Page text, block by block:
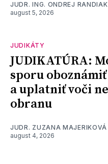
JUDR. ING. ONDREJ RANDIAK
august 5, 2026
JUDIKÁTY
JUDIKATÚRA:
sporu oboznámiť
a uplatniť voči
obranu
JUDR. ZUZANA MAJERIKOVÁ
august 4, 2026